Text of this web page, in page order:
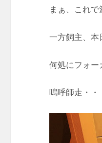
まぁ、これで
一方飼主、本
何処にフォ
嗚呼師走・・